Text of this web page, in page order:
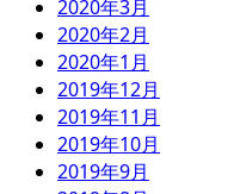
2020年3月
2020年2月
2020年1月
2019年12月
2019年11月
2019年10月
2019年9月